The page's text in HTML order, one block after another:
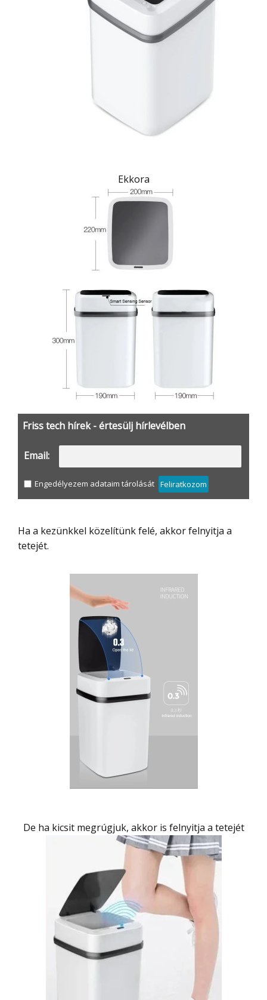
Ekkora
Friss tech hírek - értesülj hírlevélben
Email:
Engedélyezem adataim tárolását Feliratkozom
Ha a kezünkkel közelítünk felé, akkor felnyitja a
tetejét.
De ha kicsit megrúgjuk, akkor is felnyitja a tetejét